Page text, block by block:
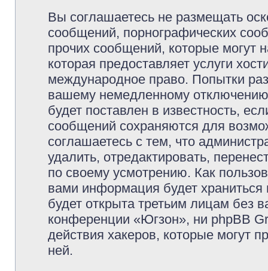
Вы соглашаетесь не размещать
сообщений, порнографических
прочих сообщений, которые могут
которая предоставляет услуги
международное право. Попытки
вашему немедленному
будет поставлен в известность,
сообщений сохраняются для
соглашаетесь с тем, что
удалить, отредактировать,
по своему усмотрению. Как
вами информация будет
будет открыта третьим лицам без
конференции «Югзон», ни phpBB
действия хакеров, которые могут
ней.